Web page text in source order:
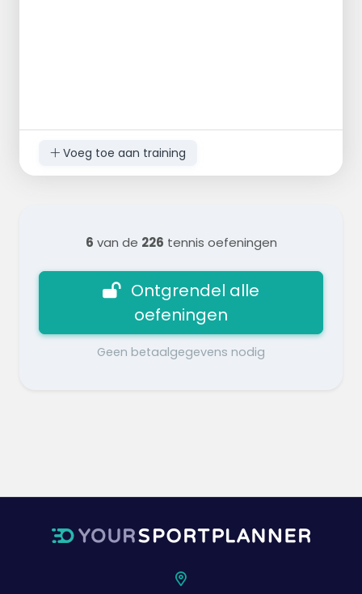
Voeg toe aan training
6 van de 226 tennis oefeningen
Ontgrendel alle
oefeningen
Geen betaalgegevens nodig